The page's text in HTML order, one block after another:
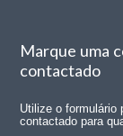
Marque uma
contactado
Utilize o formulário
contactado para